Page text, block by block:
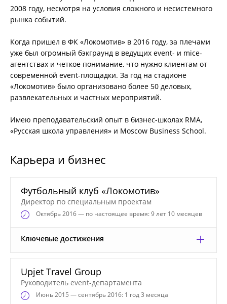
2008 году, несмотря на условия сложного и несистемного
рынка событий.
Когда пришел в ФК «Локомотив» в 2016 году, за плечами
уже был огромный бэкграунд в ведущих event- и mice-
агентствах и четкое понимание, что нужно клиентам от
современной event-площадки. За год на стадионе
«Локомотив» было организовано более 50 деловых,
развлекательных и частных мероприятий.
Имею преподавательский опыт в бизнес-школах RMA,
«Русская школа управления» и Moscow Business School.
Карьера и бизнес
Футбольный клуб «Локомотив»
Директор по специальным проектам
Октябрь2016 — по настоящее время: 9 лет 10 месяцев
Ключевые достижения
Upjet Travel Group
Руководитель event-департамента
Июнь2015 — сентябрь 2016: 1 год 3 месяца